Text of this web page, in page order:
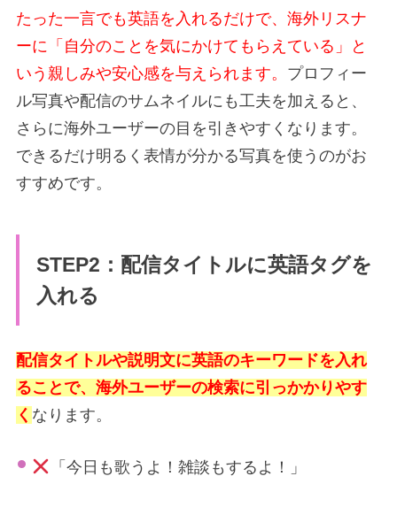
たった一言でも英語を入れるだけで、海外リスナ
ーに「自分のことを気にかけてもらえている」と
いう親しみや安心感を与えられます。 プロフィー
ル写真や配信のサムネイルにも工夫を加えると、
さらに海外ユーザーの目を引きやすくなります。
できるだけ明るく表情が分かる写真を使うのがお
すすめです。
STEP2：配信タイトルに英語タグを
入れる
配信タイトルや説明文に英語のキーワードを入れ
ることで、海外ユーザーの検索に引っかかりやす
く なります。
「今日も歌うよ！雑談もするよ！」